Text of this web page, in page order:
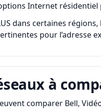
Internet résidentiel
dans certaines
pour l’adresse
à
comparer Bell,